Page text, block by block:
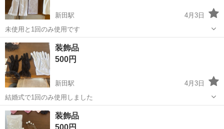
新田駅
4月3日
未使用と1回のみ使用です
宮城 登米市 新田駅
装飾品
500円
新田駅
4月3日
結婚式で1回のみ使用しました
宮城 登米市 新田駅
装飾品
500円